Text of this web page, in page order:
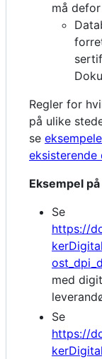
må
Regler for
på ulike
se
eksisterende
Eksempel
Se
https://
med
Se
https://